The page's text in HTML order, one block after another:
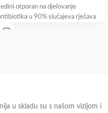
otporan na djelovanje
u 90% slučajeva rješava
putnu dijareju Bulardi®
u skladu su s našom vizijom i